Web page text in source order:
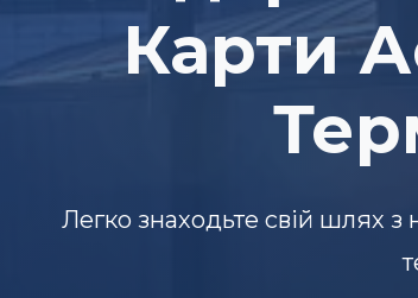
Карти
Легко знаходьте свій шлях